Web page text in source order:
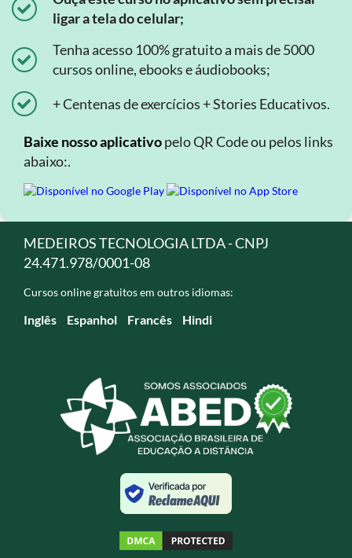
ligar a tela do celular;
Tenha acesso 100% gratuito a mais de 5000
cursos online, ebooks e áudiobooks;
+ Centenas de exercícios + Stories Educativos.
Baixe nosso aplicativopelo QR Code ou pelos links
abaixo:.
MEDEIROS TECNOLOGIA LTDA - CNPJ
24.471.978/0001-08
Cursos online gratuitos em outros idiomas:
Inglês Espanhol Francês Hindi